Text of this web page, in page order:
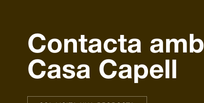
Contacta amb
Casa Capell